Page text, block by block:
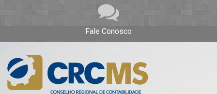
Fale Conosco